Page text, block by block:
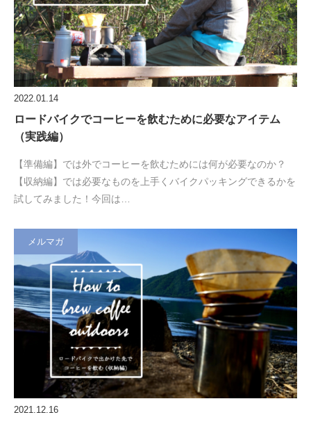
2022.01.14
ロードバイクでコーヒーを飲むために必要なアイテム
（実践編）
【準備編】では外でコーヒーを飲むためには何が必要なのか？
【収納編】では必要なものを上手くバイクパッキングできるかを
試してみました！今回は…
メルマガ
2021.12.16